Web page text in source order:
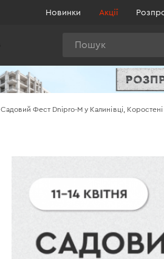
Новинки Акції
Садовий Фест Dnipro-M у Калинівці, Коростені